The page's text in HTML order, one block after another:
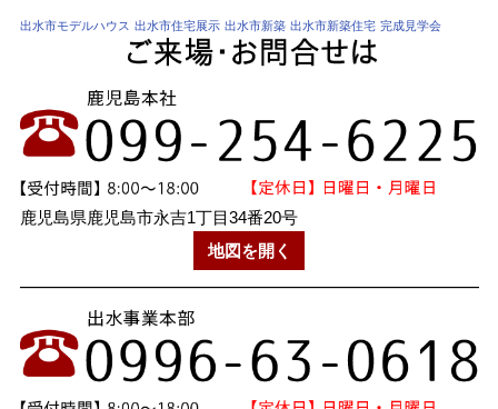
出水市モデルハウス 出水市住宅展示 出水市新築 出水市新築住宅 完成見学会
鹿児島県鹿児島市永吉1丁目34番20号
地図を開く